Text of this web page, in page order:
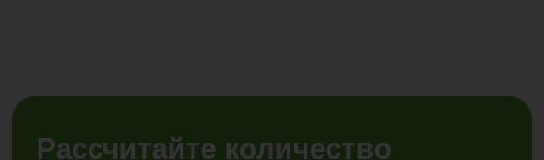
Рассчитайте количество